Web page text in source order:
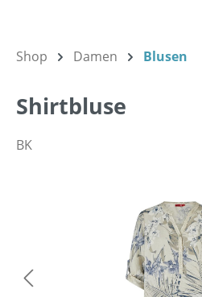
Shop Damen Blusen
Shirtbluse
BK